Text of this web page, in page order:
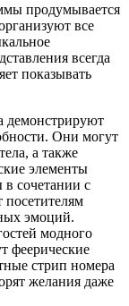
продумывается
все
всегда
показывать
демонстрируют
Они могут
а также
элементы
сочетании с
посетителям
эмоций.
модного
феерические
стрип номера
желания даже